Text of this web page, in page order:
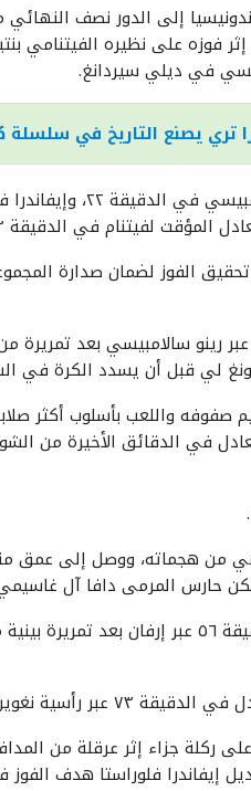
إلى الدور نصف
في ديلي سيردانغ.
تري يصنع التاريخ في سلسلة
وسجل هدفي إندونيسيا كل
الفوز لضمان صدارة
رينو سالامبيسي بعد تمريرة
لي قبل أن يسدد الكرة في
صفوفه واللعب بأسلوب أكثر
في الدقائق الأخيرة من
من هجماته، ووصل إلى عمق
وكادت إندونيسيا أن تعزز تقدمها في الدقيقة
مستفيدًا من ركلة ركنية.
ركلة جزاء إثر عرقلة من
فلوراستا هدف الفوز في